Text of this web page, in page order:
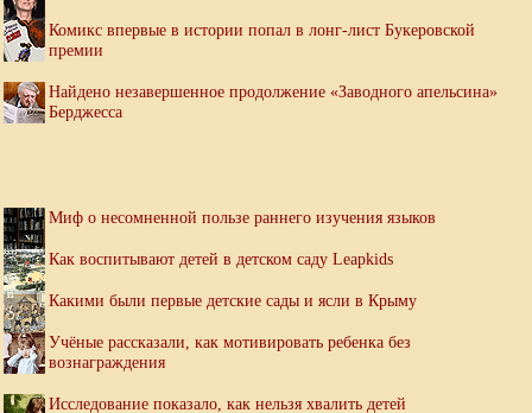
Комикс впервые в истории попал в лонг-лист Букеровской
премии
Найдено незавершенное продолжение «Заводного апельсина»
Берджесса
Миф о несомненной пользе раннего изучения языков
Как воспитывают детей в детском саду Leapkids
Какими были первые детские сады и ясли в Крыму
Учёные рассказали, как мотивировать ребенка без
вознаграждения
Исследование показало, как нельзя хвалить детей